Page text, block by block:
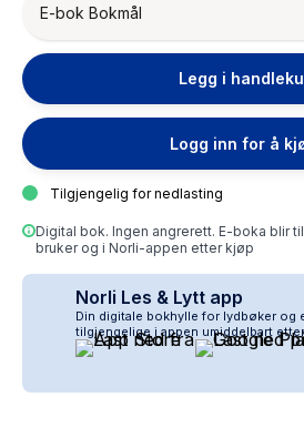
E-bok Bokmål
Legg i
Logg inn for å
Tilgjengelig for nedlasting
Digital bok. Ingen angrerett. E-boka blir
bruker og i Norli-appen etter kjøp
Norli Les & Lytt app
Din digitale bokhylle for lydbøker og
tilgjengelige i appen umiddelbart